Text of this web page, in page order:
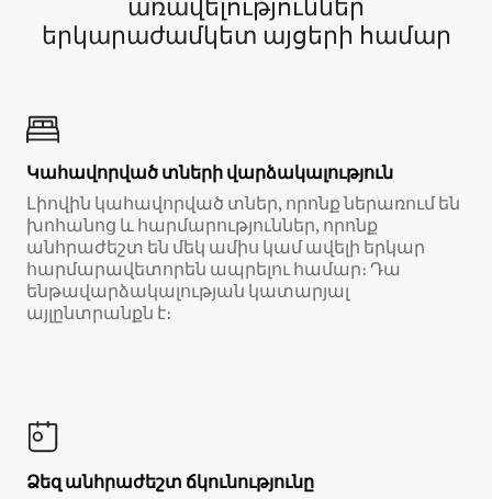
առավելություններ
երկարաժամկետ այցերի համար
Կահավորված տների վարձակալություն
Լիովին կահավորված տներ, որոնք ներառում են
խոհանոց և հարմարություններ, որոնք
անհրաժեշտ են մեկ ամիս կամ ավելի երկար
հարմարավետորեն ապրելու համար։ Դա
ենթավարձակալության կատարյալ
այլընտրանքն է։
Ձեզ անհրաժեշտ ճկունությունը